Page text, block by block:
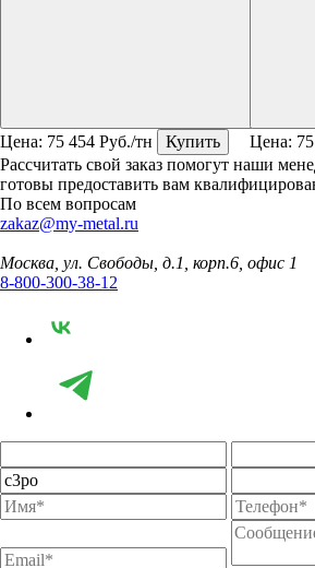
Цена: 75 454 Руб./тн Купить Цена:
Рассчитать свой заказ помогут наши
готовы предоставить вам
По всем вопросам
zakaz@my-metal.ru
Москва, ул. Свободы, д.1, корп.6, офис 1
8-800-300-38-12